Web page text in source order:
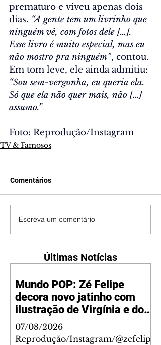
prematuro e viveu apenas dois
dias. “A gente tem um livrinho que
ninguém vê, com fotos dele […].
Esse livro é muito especial, mas eu
não mostro pra ninguém”, contou.
Em tom leve, ele ainda admitiu:
“Sou sem-vergonha, eu queria ela.
Só que ela não quer mais, não […]
assumo.”
Foto: Reprodução/Instagram
TV & Famosos
Comentários
Escreva um comentário
Últimas Notícias
Mundo POP: Zé Felipe
decora novo jatinho com
ilustração de Virgínia e dos
filhos
07/08/2026
Reprodução/Instagram/@zefelip